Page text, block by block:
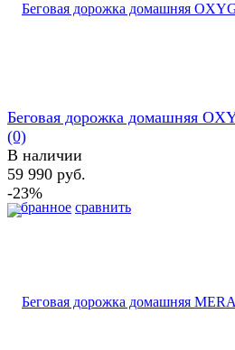
избранное сравнить
Беговая дорожка домашняя
(0)
В наличии
59 990 руб.
-23%